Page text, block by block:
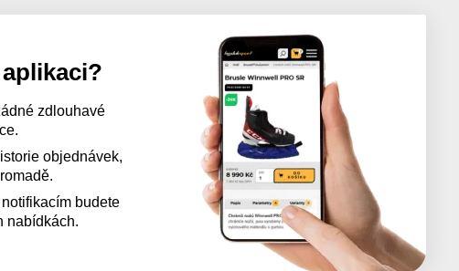
zdlouhavé
objednávek,
budete
nabídkách.